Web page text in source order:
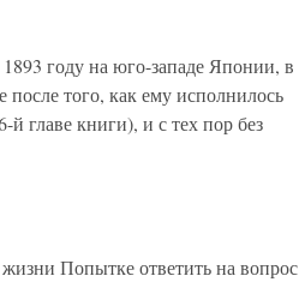
году на юго-западе Японии, в
после того, как ему исполнилось
й главе книги), и с тех пор без
Попытке ответить на вопрос